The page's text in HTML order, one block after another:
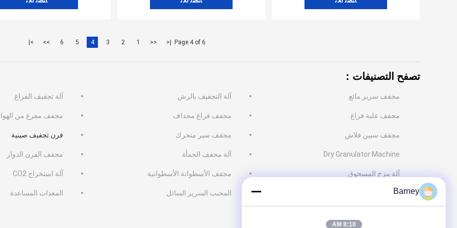
Page 4 of 6
|<
<<
1
2
3
4
5
6
>>
>|
تصفح التصنيفات：
آلة تجفيف الفراغ آلة التجفيف بالرش مجفف سرير مائع
مجفف مفرغ من مجفف فراغ مجداف مجفف علبة فراغ
فرن تجفيف صينية مجفف سير متحرك مجفف سبين فلاش
مجفف الفرن الدوار آلة مجفف الحمأة Dry Granulator Machine
آلة استخراج CO2 مجفف الأسطوانة الأسطوانية آلة مزج المسحوق
المعدات المساعدة المحبب السرير السائل مبخر سقوط الفيلمBarney
8:10 AM